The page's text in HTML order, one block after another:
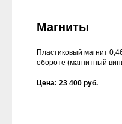
Магниты
Пластиковый магнит
обороте (магнитный
Цена: 23 400 руб.